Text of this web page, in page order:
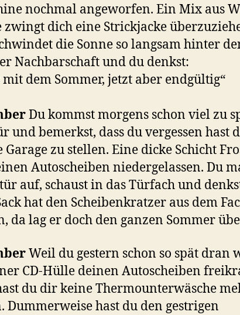
nochmal angeworfen. Ein Mix aus
zwingt dich eine Strickjacke
die Sonne so langsam hinter
Nachbarschaft und du denkst:
mit dem Sommer, jetzt aber endgültig“
Du kommst morgens schon viel zu
und bemerkst, dass du vergessen hast
zu stellen. Eine dicke Schicht
Autoscheiben niedergelassen. Du
auf, schaust in das Türfach und
hat den Scheibenkratzer aus dem
da lag er doch den ganzen Sommer
Weil du gestern schon so spät dran
CD-Hülle deinen Autoscheiben
du dir keine Thermounterwäsche
Dummerweise hast du den gestrigen